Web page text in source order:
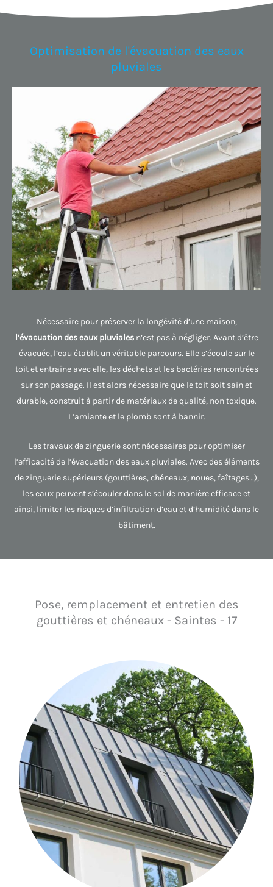
Optimisation de l'évacuation des eaux
pluviales
Nécessaire pour préserver la longévité d’une maison,
l’évacuation des eaux pluviales n’est pas à négliger. Avant d’être
évacuée, l’eau établit un véritable parcours. Elle s’écoule sur le
toit et entraîne avec elle, les déchets et les bactéries rencontrées
sur son passage. Il est alors nécessaire que le toit soit sain et
durable, construit à partir de matériaux de qualité, non toxique.
L’amiante et le plomb sont à bannir.
Les travaux de zinguerie sont nécessaires pour optimiser
l’efficacité de l’évacuation des eaux pluviales. Avec des éléments
de zinguerie supérieurs (gouttières, chéneaux, noues, faîtages…),
les eaux peuvent s’écouler dans le sol de manière efficace et
ainsi, limiter les risques d’infiltration d’eau et d’humidité dans le
bâtiment.
Pose, remplacement et entretien des
gouttières et chéneaux - Saintes - 17